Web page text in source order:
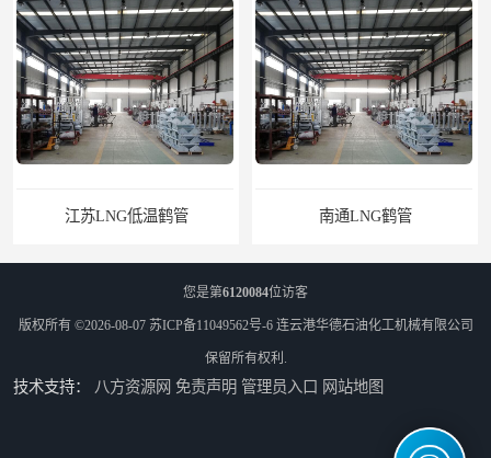
江苏LNG低温鹤管 南通LNG鹤管
您是第6120084位访客
版权所有 ©2026-08-07 苏ICP备11049562号-6 连云港华德石油化工机械有限公司
保留所有权利.
技术支持： 八方资源网 免责声明 管理员入口 网站地图